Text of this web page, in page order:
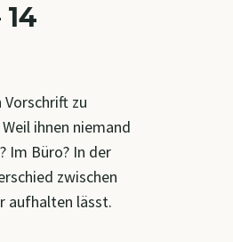
zu
ihnen niemand
Im Büro? In der
zwischen
aufhalten lässt.